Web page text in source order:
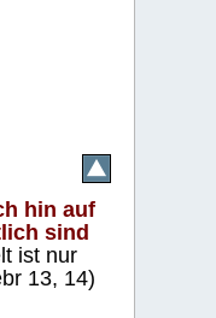
hin auf
sind
ist nur
13, 14)